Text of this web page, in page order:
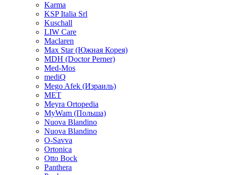
Karma
KSP Italia Srl
Kuschall
LIW Care
Maclaren
Max Star (Южная Корея)
MDH (Doctor Perner)
Med-Mos
mediQ
Mego Afek (Израиль)
MET
Meyra Ortopedia
MyWam (Польша)
Nuova Blandino
Nuova Blandino
O-Savva
Ortonica
Otto Bock
Panthera